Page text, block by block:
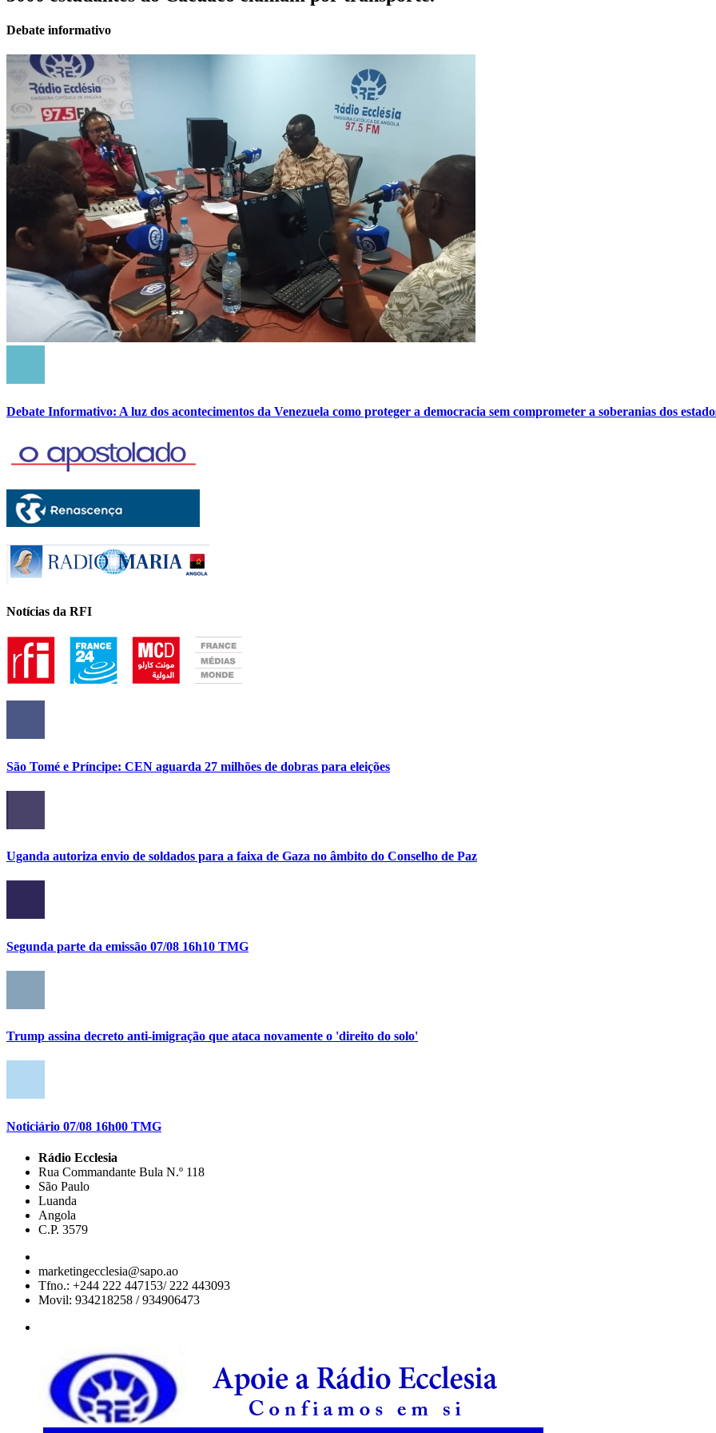
Debate informativo
Debate Informativo: A luz dos acontecimentos da Venezuela como proteger a democracia sem comprometer a soberanias dos
Notícias da RFI
São Tomé e Príncipe: CEN aguarda 27 milhões de dobras para eleições
Uganda autoriza envio de soldados para a faixa de Gaza no âmbito do Conselho de Paz
Segunda parte da emissão 07/08 16h10 TMG
Trump assina decreto anti-imigração que ataca novamente o 'direito do solo'
Noticiário 07/08 16h00 TMG
Rádio Ecclesia
Rua Commandante Bula N.º 118
São Paulo
Luanda
Angola
C.P. 3579
marketingecclesia@sapo.ao
Tfno.: +244 222 447153/ 222 443093
Movil: 934218258 / 934906473